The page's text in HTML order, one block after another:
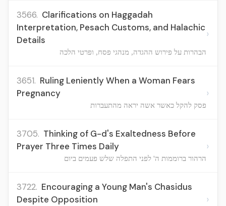
3566. Clarifications on Haggadah
Interpretation, Pesach Customs, and Halachic
Details
הבהרות על פירוש ההגדה, מנהגי פסח, ופרטי הלכה
›
3651. Ruling Leniently When a Woman Fears
Pregnancy
פסק להקל כאשר אשה יראה מהתעברות
›
3705. Thinking of G-d's Exaltedness Before
Prayer Three Times Daily
הרהור ברוממות ה' לפני התפלה שלש פעמים ביום
›
3722. Encouraging a Young Man's Chasidus
Despite Opposition
›